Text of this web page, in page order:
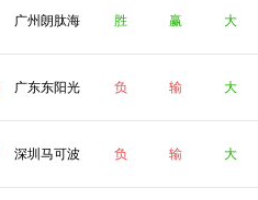
租
广州朗肽海
本
胜 赢 大
广东东阳光 负 输 大
深圳马可波 负 输 大